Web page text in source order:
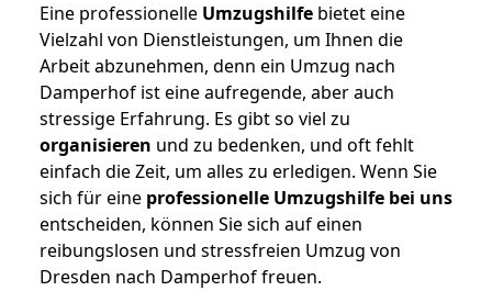
Eine professionelle Umzugshilfe bietet eine
Vielzahl von Dienstleistungen, um Ihnen die
Arbeit abzunehmen, denn ein Umzug nach
Damperhof ist eine aufregende, aber auch
stressige Erfahrung. Es gibt so viel zu
organisieren und zu bedenken, und oft fehlt
einfach die Zeit, um alles zu erledigen. Wenn Sie
sich für eine professionelle Umzugshilfe bei uns
entscheiden, können Sie sich auf einen
reibungslosen und stressfreien Umzug von
Dresden nach Damperhof freuen.